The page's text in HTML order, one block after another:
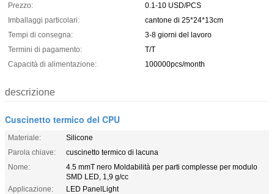
Prezzo:
0.1-10 USD/PCS
Imballaggi particolari:
cantone di 25*24*13cm
Tempi di consegna:
3-8 giorni del lavoro
Termini di pagamento:
T/T
Capacità di alimentazione:
100000pcs/month
descrizione
Cuscinetto termico del CPU
Materiale:
Silicone
Parola chiave:
cuscinetto termico di lacuna
Nome:
4.5 mmT nero Moldabilità per parti complesse per modulo
SMD LED, 1,9 g/cc
Applicazione:
LED PanelLight